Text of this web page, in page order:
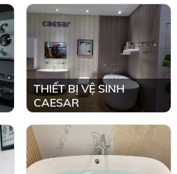
THIẾT BỊ VỆ SINH
CAESAR